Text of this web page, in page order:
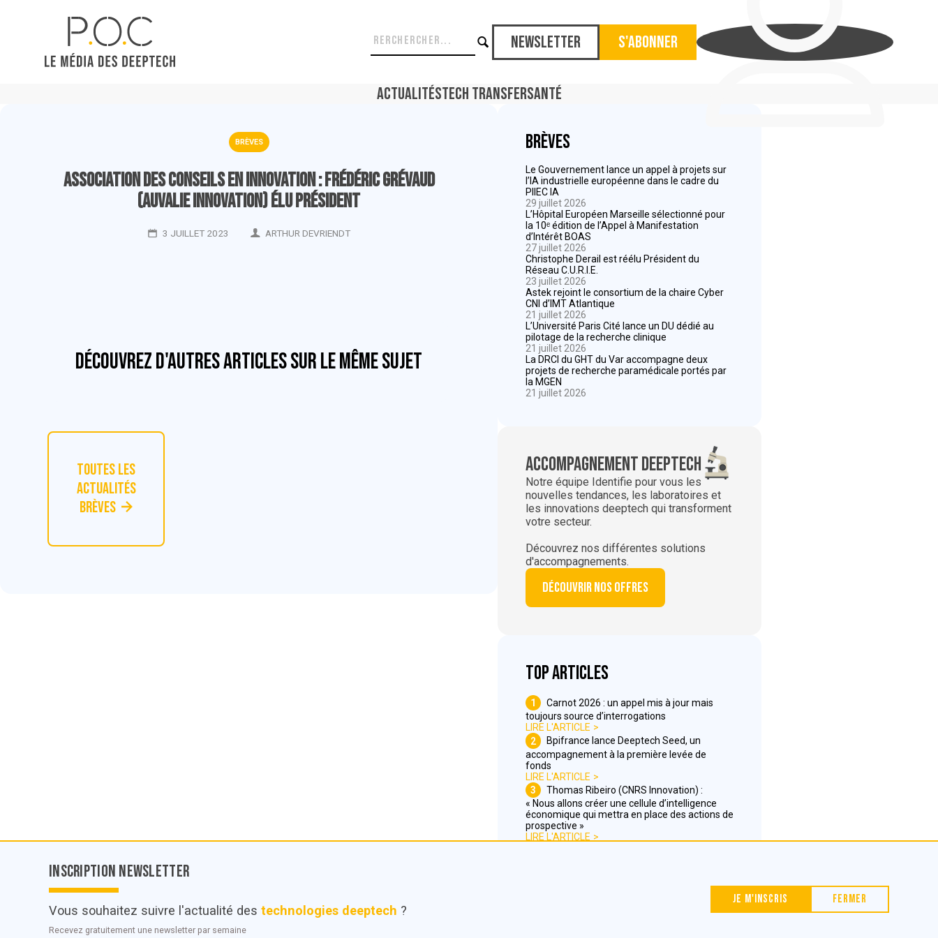
Newsletter S'abonner
ActualitésTech TransferSanté
BRÈVES
Association des Conseils en Innovation : Frédéric Grévaud
(Auvalie Innovation) élu Président
3 JUILLET 2023 ARTHUR DEVRIENDT
Découvrez d'autres articles sur le même sujet
Toutes les
actualités
Brèves
Brèves
Le Gouvernement lance un appel à projets sur
l’IA industrielle européenne dans le cadre du
PIIEC IA
29 juillet 2026
L’Hôpital Européen Marseille sélectionné pour
la 10ᵉ édition de l’Appel à Manifestation
d’Intérêt BOAS
27 juillet 2026
Christophe Derail est réélu Président du
Réseau C.U.R.I.E.
23 juillet 2026
Astek rejoint le consortium de la chaire Cyber
CNI d’IMT Atlantique
21 juillet 2026
L’Université Paris Cité lance un DU dédié au
pilotage de la recherche clinique
21 juillet 2026
La DRCI du GHT du Var accompagne deux
projets de recherche paramédicale portés par
la MGEN
21 juillet 2026
Accompagnement deeptech
Notre équipe Identifie pour vous les
nouvelles tendances, les laboratoires et
les innovations deeptech qui transforment
votre secteur.
Découvrez nos différentes solutions
d'accompagnements.
Découvrir nos offres
Top articles
1
Carnot 2026 : un appel mis à jour mais
toujours source d’interrogations
LIRE L'ARTICLE
2
Bpifrance lance Deeptech Seed, un
accompagnement à la première levée de
fonds
LIRE L'ARTICLE
3
Thomas Ribeiro (CNRS Innovation) :
« Nous allons créer une cellule d’intelligence
économique qui mettra en place des actions de
prospective »
LIRE L'ARTICLE
Nous contacter
© POC Media 2026
Inscription Newsletter
Vous souhaitez suivre l'actualité des technologies deeptech ?
Recevez gratuitement une newsletter par semaine
Je m'inscris Fermer